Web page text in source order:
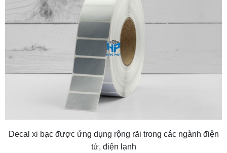
Decal xi bạc được ứng dụng rộng rãi trong các ngành điện
tử, điện lạnh